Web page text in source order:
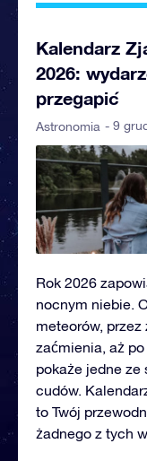
Kalendarz
2026:
przegapić
Astronomia - 9
Rok 2026
nocnym niebie.
meteorów,
zaćmienia, aż
pokaże jedne ze
cudów.
to Twój
żadnego z tych